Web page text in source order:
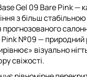
Gel 09 Bare Pink—
з більш
Pink №09 —
візуально
свіжості.